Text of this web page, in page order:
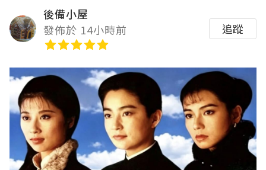
後備小屋
發佈於 14小時前
追蹤